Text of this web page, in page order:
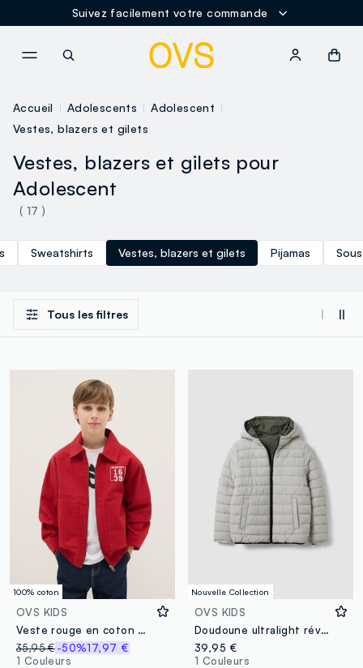
Suivez facilement votre commande
Accueil Adolescents
Adolescent
Vestes, blazers et gilets
Vestes, blazers et gilets pour
Adolescent
( 17 )
Sweatshirts Vestes, blazers et gilets Pijamas
Tous les filtres
100% coton
OVS KIDS
Veste rouge en coton pur coupe régulière pour garçons
35,95 €-50%17,97 €
1 Couleurs
Nouvelle Collection
OVS KIDS
Doudoune ultralight réversible gris et vert avec capuche
39,95 €
1 Couleurs